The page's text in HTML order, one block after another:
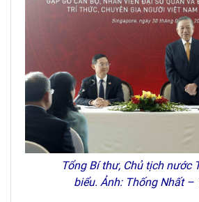
Tổng Bí thư, Chủ tịch nước
biểu. Ảnh: Thống Nhất –